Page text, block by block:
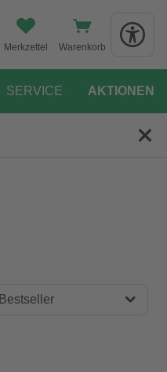
Merkzettel Warenkorb
SERVICE AKTIONEN
Bestseller